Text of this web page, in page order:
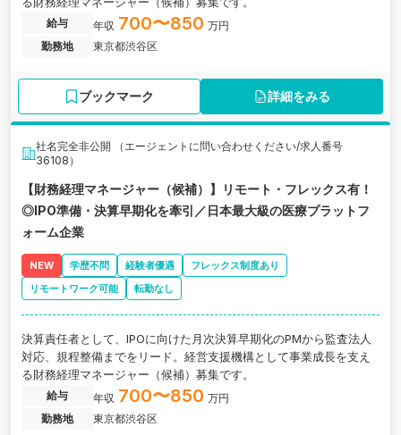
給与 年収 700〜850 万円
勤務地
東京都渋谷区
ブックマーク 詳細をみる
社名完全非公開 （エージェントに問い合わせください/求人番号
36108）
【財務経理マネージャー（候補）】リモート・フレックス有！
◎IPO準備・決算早期化を牽引／日本最大級の医療プラットフ
ォーム企業
NEW 学歴不問 経験者優遇
フレックス制度あり
リモートワーク可能
転勤なし
決算責任者として、IPOに向けた月次決算早期化のPMから監査法人
対応、規程整備までをリード。経営支援機構として事業成長を支え
る財務経理マネージャー（候補）募集です。
給与 年収 700〜850 万円
勤務地
東京都渋谷区